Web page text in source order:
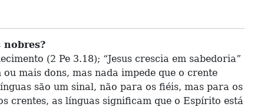
nobres?
(2 Pe 3.18); “Jesus crescia em sabedoria”
mais dons, mas nada impede que o crente
são um sinal, não para os fiéis, mas para os
crentes, as línguas significam que o Espírito está